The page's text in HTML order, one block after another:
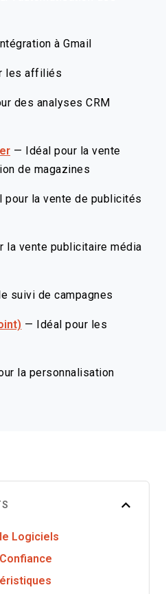
à Gmail
les affiliés
des analyses CRM
—
Idéal pour la vente
de magazines
pour la vente de publicités
la vente publicitaire média
suivi de campagnes
—
Idéal pour les
la personnalisation
Logiciels